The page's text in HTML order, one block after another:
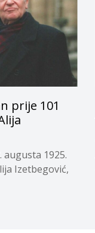
prije 101
augusta 1925.
Izetbegović,